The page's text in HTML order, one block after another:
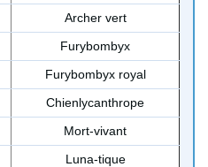
Archer vert
Furybombyx
Furybombyx royal
Chienlycanthrope
Mort-vivant
Luna-tique